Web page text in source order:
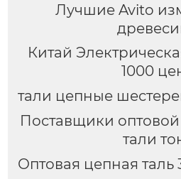
Лучшие Avito
Китай
1000
тали цепные
Поставщики
тали
Оптовая цепная